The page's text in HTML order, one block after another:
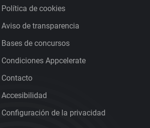
Política de cookies
Aviso de transparencia
Bases de concursos
Condiciones Appcelerate
Contacto
Accesibilidad
Configuración de la privacidad